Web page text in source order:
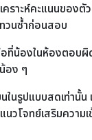
เคราะห์คะแนนของ
วนซ้ำก่อนสอบ
ที่น้องในห้องตอบ
อง ๆ
ในรูปแบบสดเท่านั้
วโจทย์เสริมความ